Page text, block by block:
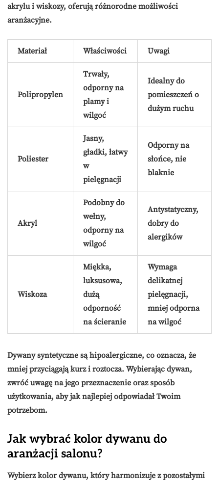
akrylui wiskozy, oferują różnorodne możliwości
aranżacyjne.
Materiał Właściwości Uwagi
Polipropylen
Trwały,
odporny na
plamy i
wilgoć
Idealny do
pomieszczeń o
dużym ruchu
Poliester
Jasny,
gładki, łatwy
w
pielęgnacji
Odporny na
słońce, nie
blaknie
Akryl
Podobny do
wełny,
odporny na
wilgoć
Antystatyczny,
dobry do
alergików
Wiskoza
Miękka,
luksusowa,
dużą
odporność
na ścieranie
Wymaga
delikatnej
pielęgnacji,
mniej odporna
na wilgoć
Dywany syntetyczne sąhipoalergiczne, co oznacza, że
mniej przyciągają kurz i roztocza. Wybierając dywan,
zwróć uwagę na jego przeznaczenie oraz sposób
użytkowania, aby jak najlepiej odpowiadał Twoim
potrzebom.
Jak wybrać kolor dywanu do
aranżacji salonu?
Wybierz kolor dywanu, który harmonizuje z pozostałymi